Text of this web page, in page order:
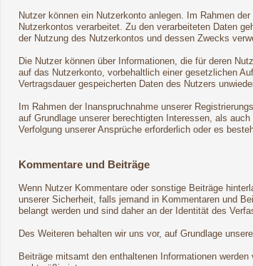
Nutzer können ein Nutzerkonto anlegen. Im Rahmen
Nutzerkontos verarbeitet. Zu den verarbeiteten Daten
der Nutzung des Nutzerkontos und dessen Zwecks
Die Nutzer können über Informationen, die für deren
auf das Nutzerkonto, vorbehaltlich einer gesetzlichen
Vertragsdauer gespeicherten Daten des Nutzers
Im Rahmen der Inanspruchnahme unserer
auf Grundlage unserer berechtigten Interessen, als
Verfolgung unserer Ansprüche erforderlich oder es
Kommentare und Beiträge
Wenn Nutzer Kommentare oder sonstige Beiträge
unserer Sicherheit, falls jemand in Kommentaren und
belangt werden und sind daher an der Identität des
Des Weiteren behalten wir uns vor, auf Grundlage
Beiträge mitsamt den enthaltenen Informationen